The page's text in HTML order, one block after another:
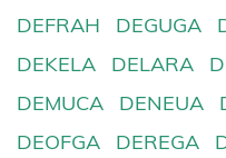
DEFRAH
DEGUGA
DEKELA
DELARA
DEMUCA
DENEUA
DEOFGA
DEREGA